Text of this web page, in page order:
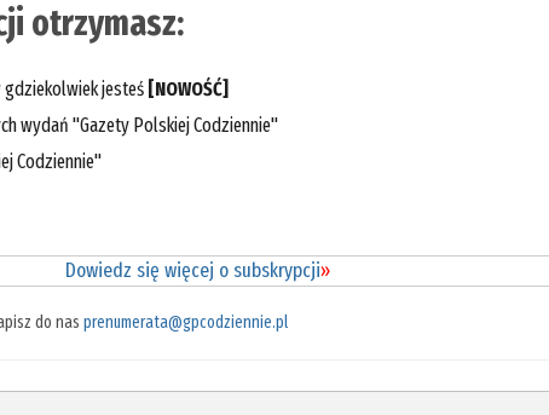
otrzymasz:
gdziekolwiek jesteś [NOWOŚĆ]
wydań "Gazety Polskiej Codziennie"
Codziennie"
Dowiedz się więcej o subskrypcji»
do nasprenumerata@gpcodziennie.pl